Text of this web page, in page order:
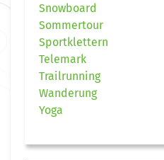
Snowboard
Sommertour
Sportklettern
Telemark
Trailrunning
Wanderung
Yoga